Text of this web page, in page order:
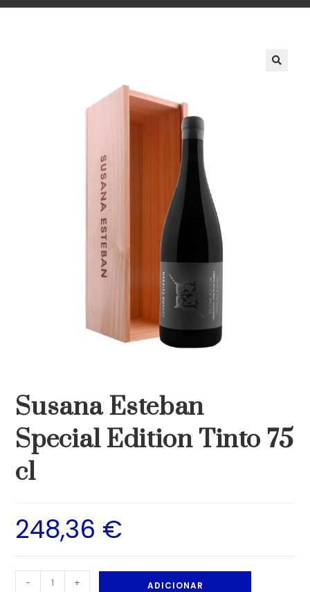
Susana Esteban
Special Edition Tinto 75
cl
248,36 €
- + ADICIONAR